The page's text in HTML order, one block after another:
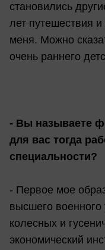
становились
лет путешествия
меня. Можно
очень раннего
- Вы называете
для вас тогда
специальности?
- Первое мое
высшего
колесных и
экономический